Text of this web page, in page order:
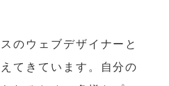
のウェブデザイナーと
てきています。自分の